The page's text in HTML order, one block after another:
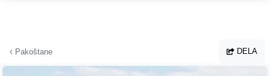
Pakoštane DELA